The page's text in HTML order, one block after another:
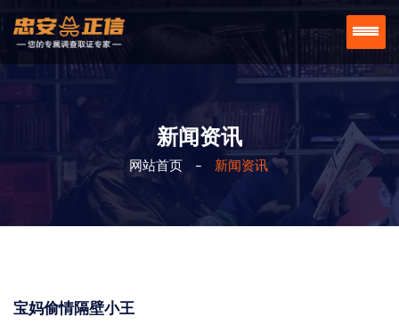
新闻资讯
网站首页 - 新闻资讯
宝妈偷情隔壁小王